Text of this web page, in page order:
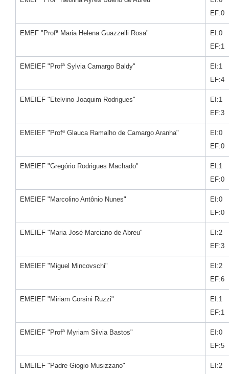
EF:0
EMEF "Profª Maria Helena Guazzelli Rosa"
EI:0
EF:1
EMEIEF "Profª Sylvia Camargo Baldy"
EI:1
EF:4
EMEIEF "Etelvino Joaquim Rodrigues"
EI:1
EF:3
EMEIEF "Profª Glauca Ramalho de Camargo Aranha"
EI:0
EF:0
EMEIEF "Gregório Rodrigues Machado"
EI:1
EF:0
EMEIEF "Marcolino Antônio Nunes"
EI:0
EF:0
EMEIEF "Maria José Marciano de Abreu"
EI:2
EF:3
EMEIEF "Miguel Mincovschi"
EI:2
EF:6
EMEIEF "Miriam Corsini Ruzzi"
EI:1
EF:1
EMEIEF "Profª Myriam Silvia Bastos"
EI:0
EF:5
EMEIEF "Padre Giogio Musizzano"
EI:2